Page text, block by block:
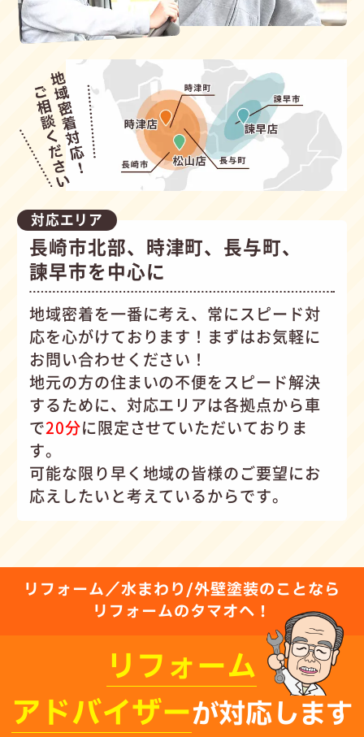
対応エリア
長崎市北部、時津町、長与町、
諫早市を中心に
地域密着を一番に考え、常にスピード対
応を心がけております！まずはお気軽に
お問い合わせください！
地元の方の住まいの不便をスピード解決
するために、対応エリアは各拠点から車
で20分に限定させていただいておりま
す。
可能な限り早く地域の皆様のご要望にお
応えしたいと考えているからです。
リフォーム／水まわり/外壁塗装のことなら
リフォームのタマオへ！
リフォーム
アドバイザーが対応します